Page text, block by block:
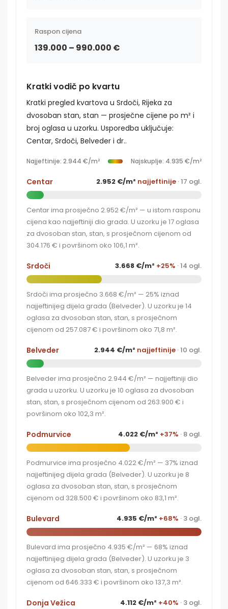
Raspon cijena
139.000 – 990.000 €
Kratki vodič po kvartu
Kratki pregled kvartova u Srdoči, Rijeka za
dvosoban stan, stan — prosječne cijene po m² i
broj oglasa u uzorku. Usporedba uključuje:
Centar, Srdoči, Belveder i dr..
Najjeftinije: 2.944 €/m² Najskuplje: 4.935 €/m²
Centar 2.952 €/m² najjeftinije · 17 ogl.
Centar ima prosječno 2.952 €/m² — u istom rasponu
cijena kao najjeftiniji dio grada. U uzorku je 17 oglasa
za dvosoban stan, stan, s prosječnom cijenom od
304.176 € i površinom oko 106,1 m².
Srdoči 3.668 €/m² +25% · 14 ogl.
Srdoči ima prosječno 3.668 €/m² — 25% iznad
najjeftinijeg dijela grada (Belveder). U uzorku je 14
oglasa za dvosoban stan, stan, s prosječnom
cijenom od 257.087 € i površinom oko 71,8 m².
Belveder 2.944 €/m² najjeftinije · 10 ogl.
Belveder ima prosječno 2.944 €/m² — najjeftiniji dio
grada u uzorku. U uzorku je 10 oglasa za dvosoban
stan, stan, s prosječnom cijenom od 263.900 € i
površinom oko 102,3 m².
Podmurvice 4.022 €/m² +37% · 8 ogl.
Podmurvice ima prosječno 4.022 €/m² — 37% iznad
najjeftinijeg dijela grada (Belveder). U uzorku je 8
oglasa za dvosoban stan, stan, s prosječnom
cijenom od 328.500 € i površinom oko 83,1 m².
Bulevard 4.935 €/m² +68% · 3 ogl.
Bulevard ima prosječno 4.935 €/m² — 68% iznad
najjeftinijeg dijela grada (Belveder). U uzorku je 3
oglasa za dvosoban stan, stan, s prosječnom
cijenom od 646.333 € i površinom oko 137,3 m².
Donja Vežica 4.112 €/m² +40% · 3 ogl.